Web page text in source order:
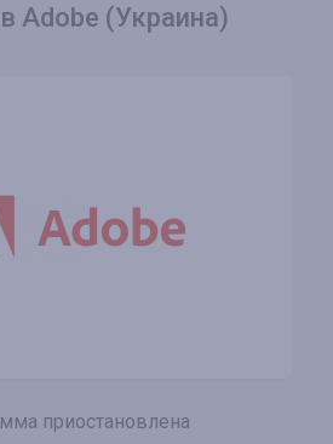
Adobe (Украина)
приостановлена